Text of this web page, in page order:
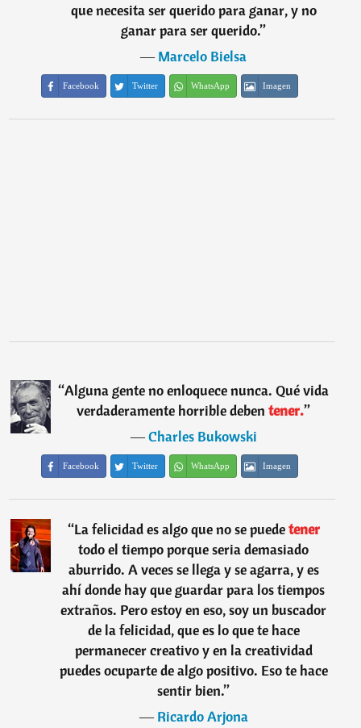
que necesita ser querido para ganar, y no
ganar para ser querido.”
―Marcelo Bielsa
Facebook Twitter WhatsApp Imagen
“Alguna gente no enloquece nunca. Qué vida
verdaderamente horrible deben tener.”
―Charles Bukowski
Facebook Twitter WhatsApp Imagen
“La felicidad es algo que no se puedetener
todo el tiempo porque seria demasiado
aburrido. A veces se llega y se agarra, y es
ahí donde hay que guardar para los tiempos
extraños. Pero estoy en eso, soy un buscador
de la felicidad, que es lo que te hace
permanecer creativo y en la creatividad
puedes ocuparte de algo positivo. Eso te hace
sentir bien.”
―Ricardo Arjona